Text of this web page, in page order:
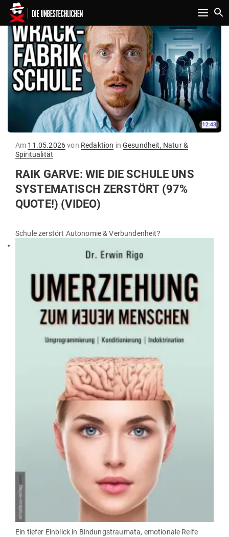
Toggle
Am Gepostet
am
11.05.2026von Redaktion in Gesundheit, Natur &
Spiritualität
RAIK GARVE: WIE DIE SCHULE UNS
SYS­TE­MA­TISCH ZER­STÖRT (97%
QUOTE!) (VIDEO)
Schule zer­stört Auto­nomie & Verbundenheit?
Ein tiefer Ein­blick in Bin­dungs­traumata, emo­tionale Reife